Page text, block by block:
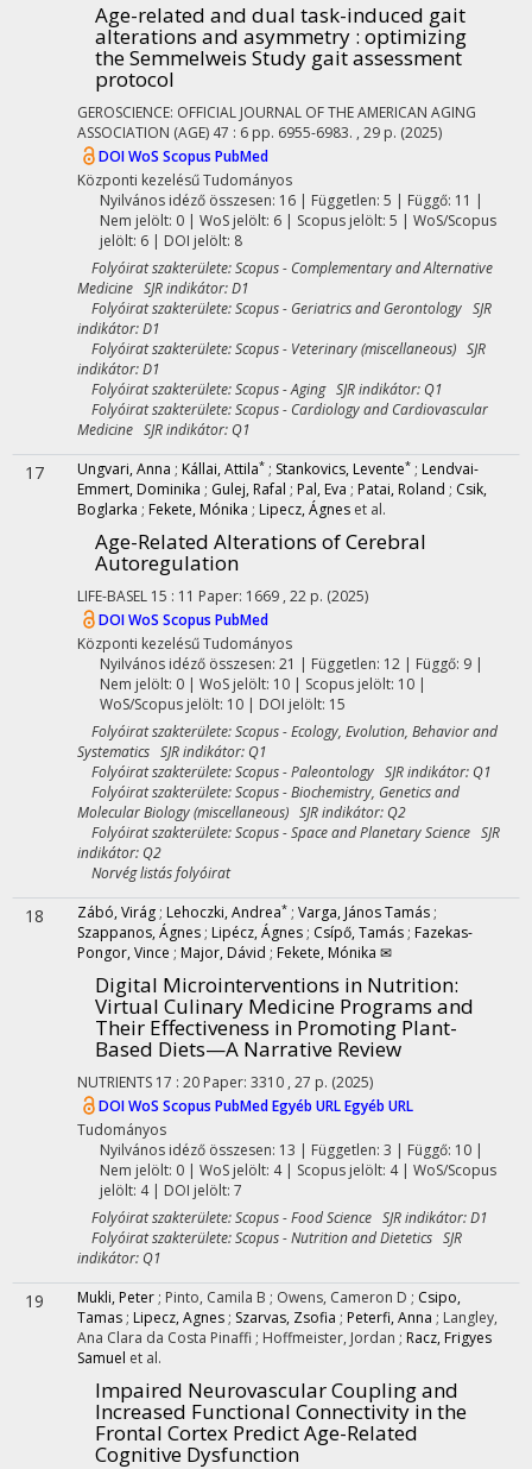
Age-related and dual task-induced gait
alterations and asymmetry : optimizing
the Semmelweis Study gait assessment
protocol
GEROSCIENCE: OFFICIAL JOURNAL OF THE AMERICAN AGING
ASSOCIATION (AGE) 47 : 6 pp. 6955-6983. , 29 p. (2025)
DOIWoS Scopus PubMed
Központi kezelésűTudományos
Nyilvános idéző összesen: 16| Független: 5 | Függő: 11 |
Nem jelölt: 0 | WoS jelölt: 6 | Scopus jelölt: 5 | WoS/Scopus
jelölt: 6 | DOI jelölt: 8
Folyóirat szakterülete: Scopus - Complementary and Alternative
Medicine SJR indikátor: D1
Folyóirat szakterülete: Scopus - Geriatrics and Gerontology SJR
indikátor: D1
Folyóirat szakterülete: Scopus - Veterinary (miscellaneous) SJR
indikátor: D1
Folyóirat szakterülete: Scopus - Aging SJR indikátor: Q1
Folyóirat szakterülete: Scopus - Cardiology and Cardiovascular
Medicine SJR indikátor: Q1
17 Ungvari, Anna ; Kállai, Attila* ; Stankovics, Levente* ; Lendvai-
Emmert, Dominika ; Gulej, Rafal ; Pal, Eva ; Patai, Roland ; Csik,
Boglarka ; Fekete, Mónika ; Lipecz, Ágnes et al.
Age-Related Alterations of Cerebral
Autoregulation
LIFE-BASEL 15 : 11 Paper: 1669 , 22 p. (2025)
DOIWoS Scopus PubMed
Központi kezelésűTudományos
Nyilvános idéző összesen: 21 | Független: 12 | Függő: 9 |
Nem jelölt: 0 | WoS jelölt: 10 | Scopus jelölt: 10 |
WoS/Scopus jelölt: 10 | DOI jelölt: 15
Folyóirat szakterülete: Scopus - Ecology, Evolution, Behavior and
Systematics SJR indikátor: Q1
Folyóirat szakterülete: Scopus - Paleontology SJR indikátor: Q1
Folyóirat szakterülete: Scopus - Biochemistry, Genetics and
Molecular Biology (miscellaneous) SJR indikátor: Q2
Folyóirat szakterülete: Scopus - Space and Planetary Science SJR
indikátor: Q2
Norvég listás folyóirat
18 Zábó, Virág ; Lehoczki, Andrea* ; Varga, János Tamás ;
Szappanos, Ágnes ; Lipécz, Ágnes ; Csípő, Tamás ; Fazekas-
Pongor, Vince ; Major, Dávid ; Fekete, Mónika ✉
Digital Microinterventions in Nutrition:
Virtual Culinary Medicine Programs and
Their Effectiveness in Promoting Plant-
Based Diets—A Narrative Review
NUTRIENTS 17 : 20 Paper: 3310 , 27 p. (2025)
DOIWoS Scopus PubMedEgyéb URLEgyéb URL
Tudományos
Nyilvános idéző összesen: 13 | Független: 3 | Függő: 10 |
Nem jelölt: 0 | WoS jelölt: 4 | Scopus jelölt: 4 | WoS/Scopus
jelölt: 4 | DOI jelölt: 7
Folyóirat szakterülete: Scopus - Food Science SJR indikátor: D1
Folyóirat szakterülete: Scopus - Nutrition and Dietetics SJR
indikátor: Q1
19 Mukli, Peter ; Pinto, Camila B ; Owens, Cameron D ; Csipo,
Tamas ; Lipecz, Agnes ; Szarvas, Zsofia ; Peterfi, Anna ; Langley,
Ana Clara da Costa Pinaffi ; Hoffmeister, Jordan ; Racz, Frigyes
Samuel et al.
Impaired Neurovascular Coupling and
Increased Functional Connectivity in the
Frontal Cortex Predict Age-Related
Cognitive Dysfunction